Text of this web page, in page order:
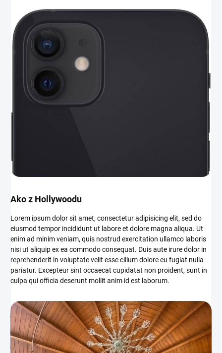
Ako z Hollywoodu
Lorem ipsum dolor sit amet, consectetur adipisicing elit, sed do
eiusmod tempor incididunt ut labore et dolore magna aliqua. Ut
enim ad minim veniam, quis nostrud exercitation ullamco laboris
nisi ut aliquip ex ea commodo consequat. Duis aute irure dolor in
reprehenderit in voluptate velit esse cillum dolore eu fugiat nulla
pariatur. Excepteur sint occaecat cupidatat non proident, sunt in
culpa qui officia deserunt mollit anim id est laborum.